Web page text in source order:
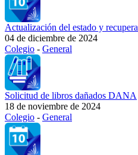
Actualización del estado y
04 de diciembre de 2024
Colegio - General
Solicitud de libros dañados DANA
18 de noviembre de 2024
Colegio - General